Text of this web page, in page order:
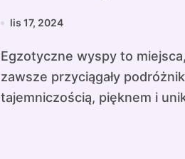
lis 17, 2024
Egzotyczne wyspy to miejsca, które od
zawsze przyciągały
tajemniczością, pięknem i